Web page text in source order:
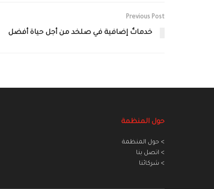
Previous Post
خدماتٌ إضافية في صلخد من أجل حياة أفضل
حول المنظمة
> حول المنظمة
> اتصل بنا
> شركائنا